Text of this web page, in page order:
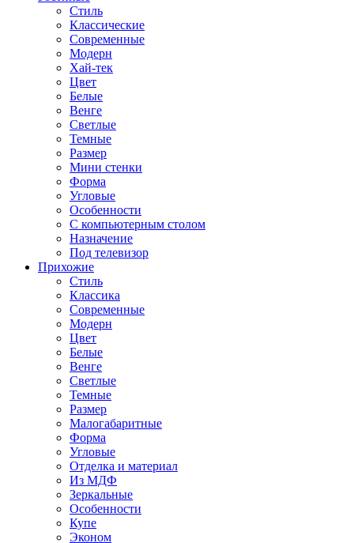
Стиль
Классические
Современные
Модерн
Хай-тек
Цвет
Белые
Венге
Светлые
Темные
Размер
Мини стенки
Форма
Угловые
Особенности
С компьютерным столом
Назначение
Под телевизор
Прихожие
Стиль
Классика
Современные
Модерн
Цвет
Белые
Венге
Светлые
Темные
Размер
Малогабаритные
Форма
Угловые
Отделка и материал
Из МДФ
Зеркальные
Особенности
Купе
Эконом